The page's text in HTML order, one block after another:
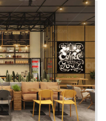
26
BEIRUT
Nhà hàng Âu